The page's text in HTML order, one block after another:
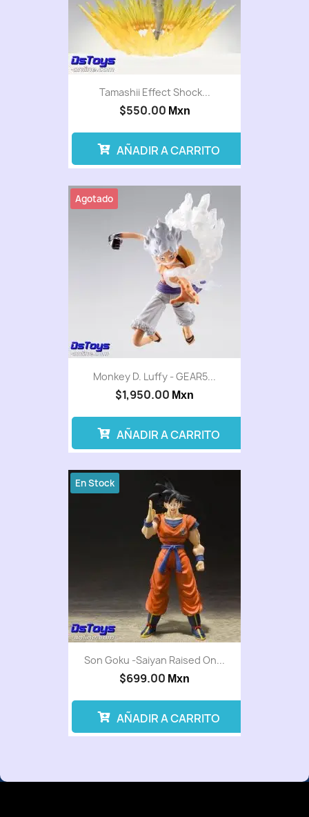
Tamashii Effect Shock...
$550.00 Mxn
AÑADIR A CARRITO
Monkey D. Luffy - GEAR5...
$1,950.00 Mxn
Agotado
AÑADIR A CARRITO
Son Goku -Saiyan Raised On...
$699.00 Mxn
En Stock
AÑADIR A CARRITO